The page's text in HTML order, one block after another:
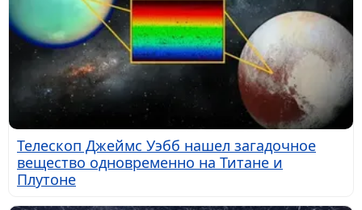
Телескоп Джеймс Уэбб нашел загадочное
вещество одновременно на Титане и
Плутоне